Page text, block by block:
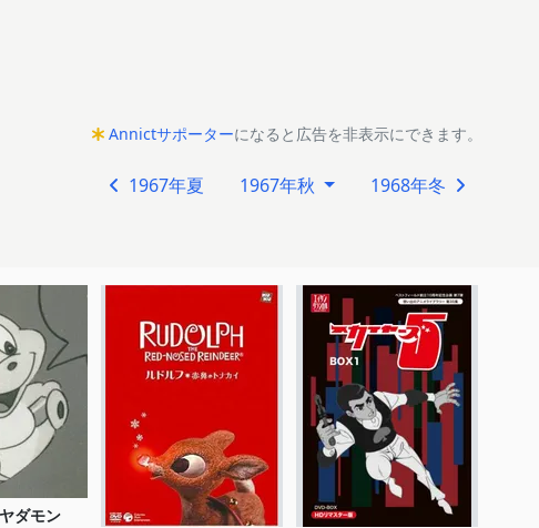
Annictサポーターになると広告を非表示にできます。
1967年夏 1967年秋 1968年冬
ダモン